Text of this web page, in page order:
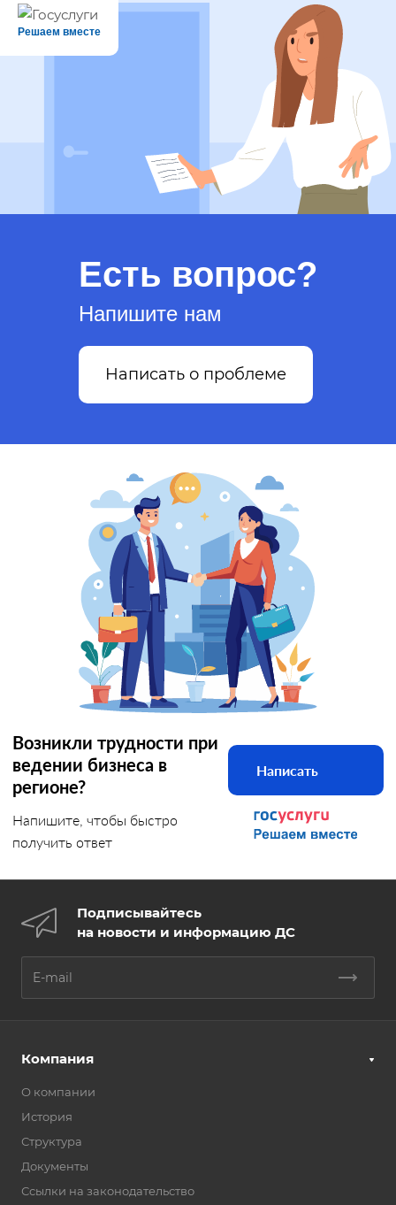
Есть вопрос?
Напишите нам
Написать о проблеме
Решаем вместе
Возникли трудности при
ведении бизнеса в
регионе?
Напишите, чтобы быстро
получить ответ
Написать
Подписывайтесь
на новости и информацию ДС
Компания
О компании
История
Структура
Документы
Ссылки на законодательство